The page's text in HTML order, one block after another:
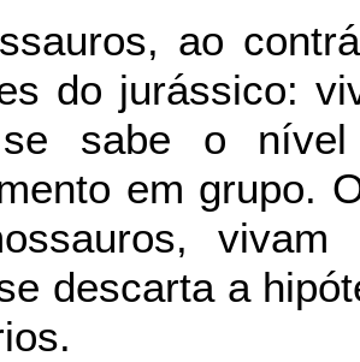
ao
do jurássico:
sabe o nível
em grupo.
descarta a